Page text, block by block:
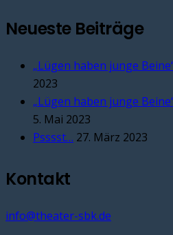
Neueste Beiträge
„Lügen haben junge
2023
„Lügen haben junge
5. Mai 2023
Psssst… 27. März 2023
Kontakt
info@theater-sbk.de